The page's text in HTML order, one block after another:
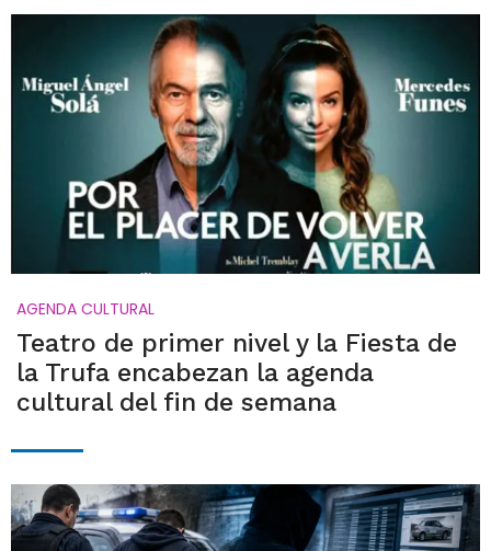
AGENDA CULTURAL
Teatro de primer nivel y la Fiesta de
la Trufa encabezan la agenda
cultural del fin de semana